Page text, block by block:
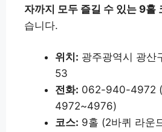
자까지 모두 즐길 수 있는 9홀
습니다.
위치: 광주광역시 광산
53
전화: 062-940-4972
4972~4976)
코스: 9홀 (2바퀴 라운